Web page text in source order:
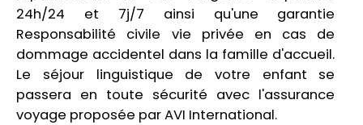
24h/24 et 7j/7 ainsi qu'une garantie
Responsabilité civile vie privée en cas de
dommage accidentel dans la famille d'accueil.
Le séjour linguistique de votre enfant se
passera en toute sécurité avec l'assurance
voyage proposée par AVI International.